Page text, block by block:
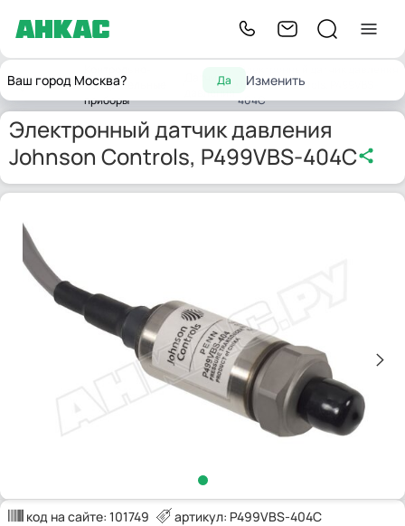
Ваш город Москва? Да Изменить
Главнаяизмерительные
приборы
Датчики
Johnson Controls, P499VBS-
404C
Электронный датчик давления
Johnson Controls, P499VBS-404C
код на сайте: 101749
артикул: P499VBS-404C